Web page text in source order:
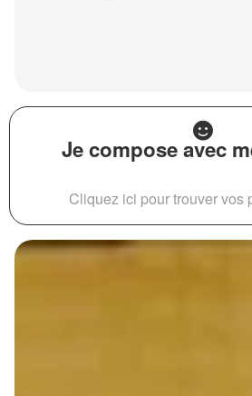
Je compose avec
Cliquez ici pour trouver vos